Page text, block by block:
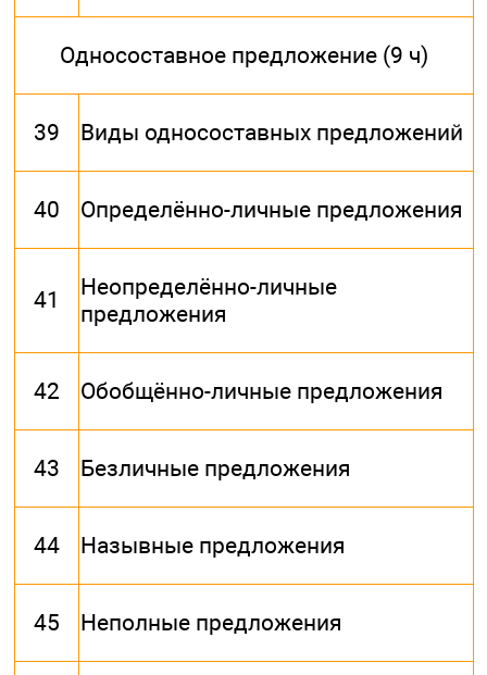
Односоставное предложение (9 ч)
39 Виды односоставных предложений
40 Определённо-личные предложения
41
Неопределённо-личные
предложения
42 Обобщённо-личные предложения
43 Безличные предложения
44 Назывные предложения
45 Неполные предложения